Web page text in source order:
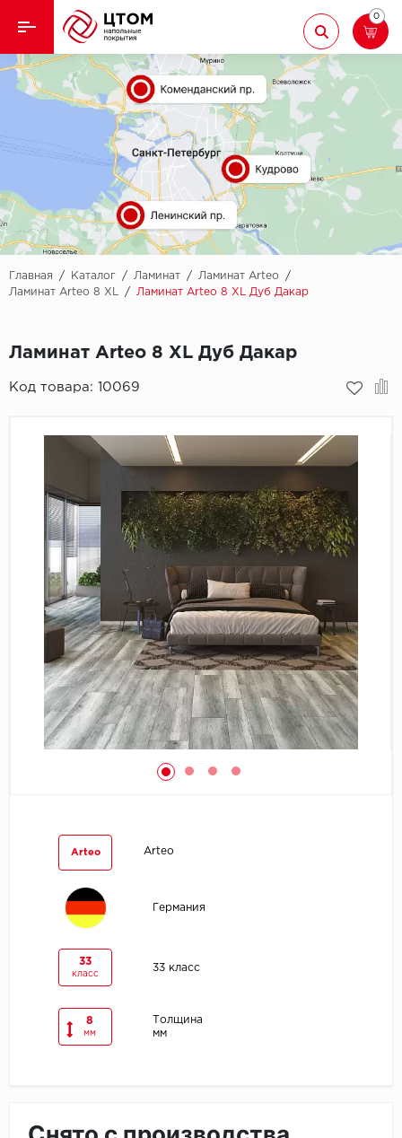
Назад
Кварцвиниловая плитка
Назад
Aberhof
Adelar
Alfa
AllureFloor
Alpine floor
Arbiton
Berry Alloc
Bohofloor
Classen
CorkArt Vinyl
CronaFloor
Damy Floor
Decoria
Dolce Flooring
Ламинат
Ковролин
Линолеум
Паркет
Плинтус
Подложка
Пробковое покрытие
0
Главная / Каталог / Ламинат / Ламинат Arteo
/
Ламинат Arteo 8 XL
/ Ламинат Arteo 8 XL Дуб Дакар
Ламинат Arteo 8 XL Дуб Дакар
Код товара: 10069
Arteo Arteo
Германия
33
класс
33 класс
8
мм
Толщина
мм